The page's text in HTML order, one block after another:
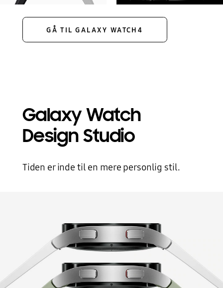
GÅ TIL GALAXY WATCH4
Galaxy Watch
Design Studio
Tiden er inde til en mere personlig stil.